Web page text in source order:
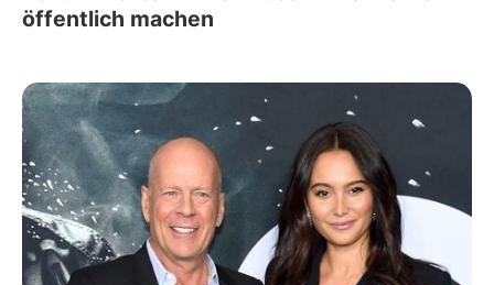
öffentlich machen